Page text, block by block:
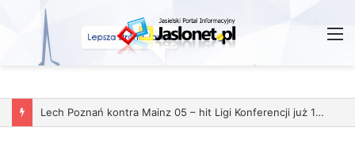
Lech Poznań kontra Mainz 05 – hit Ligi Konferencji już 11 grudnia